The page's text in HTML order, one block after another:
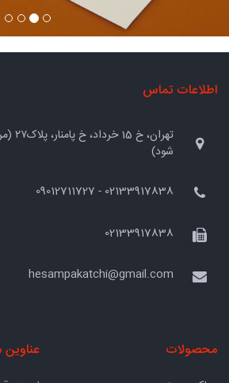
اطلاعات تماس
شود)
02133917838 - 09012711727
02133917838
hesampakatchi@gmail.com
محصولات عناوین